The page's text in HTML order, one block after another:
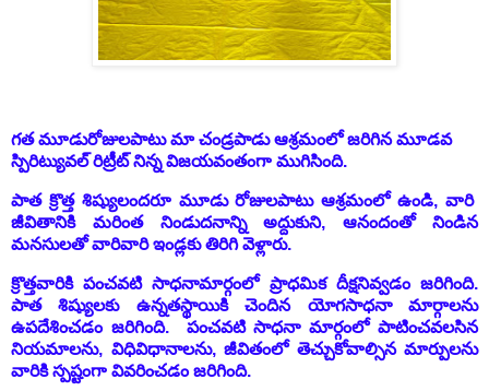
గత మూడురోజులపాటు మా చండ్రపాడు ఆశ్రమంలో జరిగిన మూడవ
స్పిరిట్యువల్ రిట్రీట్ నిన్న విజయవంతంగా ముగిసింది.
పాత క్రొత్త శిష్యులందరూ మూడు రోజులపాటు ఆశ్రమంలో ఉండి, వారి
జీవితానికి మరింత నిండుదనాన్ని అద్దుకుని, ఆనందంతో నిండిన
మనసులతో వారివారి ఇండ్లకు తిరిగి వెళ్లారు.
క్రొత్తవారికి పంచవటి సాధనామార్గంలో ప్రాధమిక దీక్షనివ్వడం జరిగింది.
పాత శిష్యులకు ఉన్నతస్థాయికి చెందిన యోగసాధనా మార్గాలను
ఉపదేశించడం జరిగింది. పంచవటి సాధనా మార్గంలో పాటించవలసిన
నియమాలను, విధివిధానాలను, జీవితంలో తెచ్చుకోవాల్సిన మార్పులను
వారికి స్పష్టంగా వివరించడం జరిగింది.